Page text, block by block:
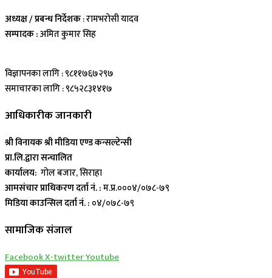
अध्यक्ष / प्रबन्ध निर्देशक: रामभरोसी यादव
सम्पादक :अमित कुमार सिह
विज्ञापनका लागि : ९८११७६७२९७
समाचारका लागि : ९८५२८३१४१७
आधिकारीक जानकारी
श्री विनायक श्री मीडिया एण्ड कन्सल्टेन्सी
प्रा.लि.द्वारा सन्चालित
कार्यालय: गोल बजार, सिराहा
आमसंचार प्राधिकरण दर्ता नं. :म.प्र.०००४/०७८-७९
मिडिया काउन्सिल दर्ता नं. : ०४/०७८-७९
सामाजिक संजाल
FacebookX-twitterYoutube